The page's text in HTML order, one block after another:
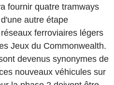
fournir quatre tramways
autre étape
ferroviaires légers
Jeux du Commonwealth.
devenus synonymes de
nouveaux véhicules sur